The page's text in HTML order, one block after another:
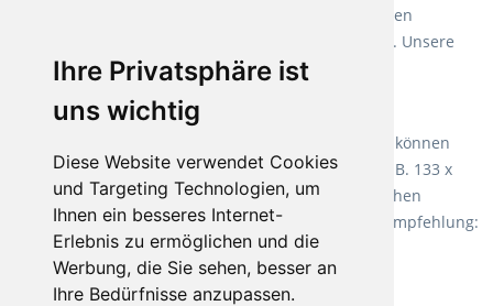
Ihre Privatsphäre ist
uns wichtig
Diese Website verwendet Cookies
und Targeting Technologien, um
Ihnen ein besseres Internet-
Erlebnis zu ermöglichen und die
Werbung, die Sie sehen, besser an
Ihre Bedürfnisse anzupassen.
Weichmacher und Lösungsmittel. Mit allen verfügbaren
Verlegearten ist er für jegliche Bauvorhaben attraktiv. Unsere
Empfehlung:Wineo 1000 Multi Layer XXL.
Teppiche für ein angenehmes Laufgefühl
machen es schon lange vor. Sie können
Teppich in Ihrem gewünschten Sondermaß kaufen, z.B. 133 x
60cm. Vor allem in Schlafzimmern aufgrund der weichen
Oberfläche ein sehr beliebter Zusatzboden. Unsere Empfehlung:
Fletco Fluffy und Fletco Hermelin